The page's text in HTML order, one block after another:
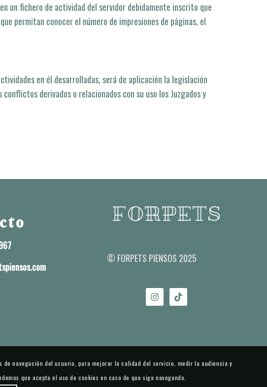
un fichero de actividad del servidor debidamente inscrito que
permitan conocer el número de impresiones de páginas, el
en él desarrolladas, será de aplicación la legislación
derivados o relacionados con su uso los Juzgados y
© FORPETS PIENSOS 2025
de navegación del usuario, para mejorar la calidad del servicio, medir la audiencia y
que acepta el uso de cookies en caso de que siga navegando.